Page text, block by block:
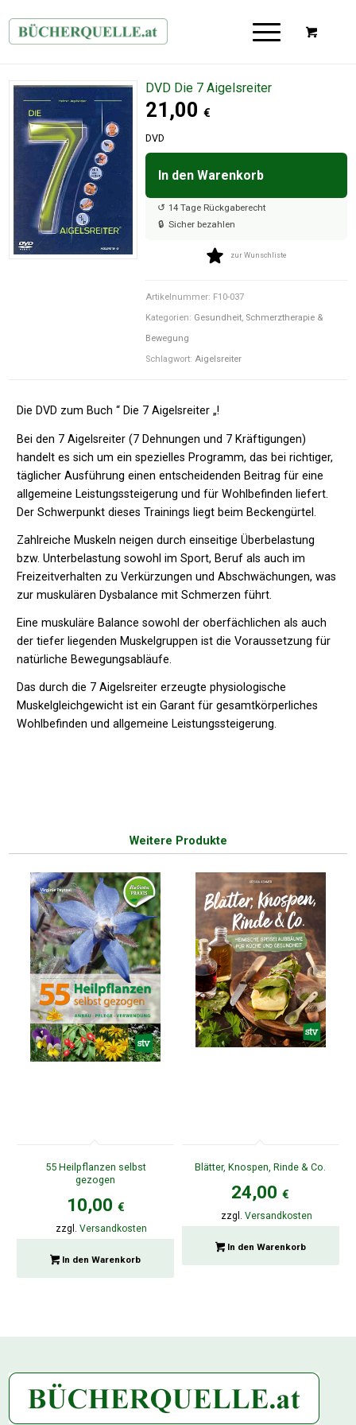
DVD Die 7 Aigelsreiter
21,00 €
DVD
In den Warenkorb
↺ 14 Tage Rückgaberecht
🔒 Sicher bezahlen
zur Wunschliste
Artikelnummer: F10-037
Kategorien: Gesundheit, Schmerztherapie &
Bewegung
Schlagwort: Aigelsreiter
Die DVD zum Buch “ Die 7 Aigelsreiter „!
Bei den 7 Aigelsreiter (7 Dehnungen und 7 Kräftigungen)
handelt es sich um ein spezielles Programm, das bei richtiger,
täglicher Ausführung einen entscheidenden Beitrag für eine
allgemeine Leistungssteigerung und für Wohlbefinden liefert.
Der Schwerpunkt dieses Trainings liegt beim Beckengürtel.
Zahlreiche Muskeln neigen durch einseitige Überbelastung
bzw. Unterbelastung sowohl im Sport, Beruf als auch im
Freizeitverhalten zu Verkürzungen und Abschwächungen, was
zur muskulären Dysbalance mit Schmerzen führt.
Eine muskuläre Balance sowohl der oberfächlichen als auch
der tiefer liegenden Muskelgruppen ist die Voraussetzung für
natürliche Bewegungsabläufe.
Das durch die 7 Aigelsreiter erzeugte physiologische
Muskelgleichgewicht ist ein Garant für gesamtkörperliches
Wohlbefinden und allgemeine Leistungssteigerung.
Weitere Produkte
55 Heilpflanzen selbst
gezogen
10,00 €
zzgl.Versandkosten
In den Warenkorb
Blätter, Knospen, Rinde & Co.
24,00€
zzgl. Versandkosten
In den Warenkorb